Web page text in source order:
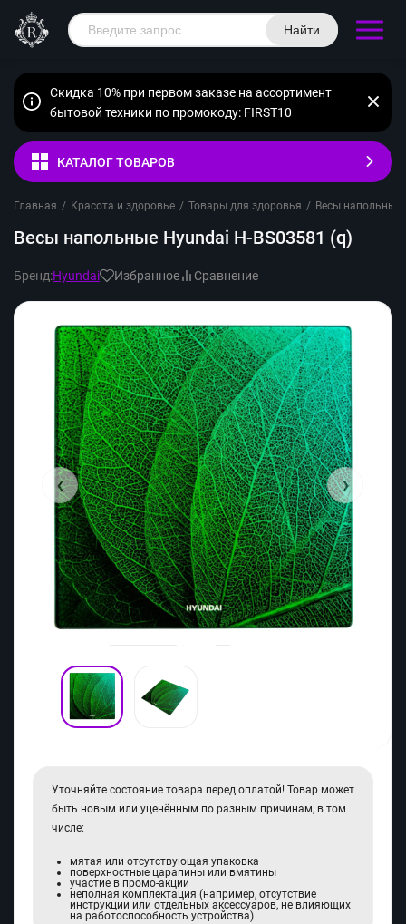
Найти
Скидка 10% при первом заказе на ассортимент
бытовой техники по промокоду: FIRST10
КАТАЛОГ ТОВАРОВ
Главная / Красота и здоровье / Товары для здоровья / Весы напольные
Весы напольные Hyundai H-BS03581 (q)
Бренд:Hyundai Избранное Сравнение
‹ ›
Уточняйте состояние товара перед оплатой! Товар может
быть новым или уценённым по разным причинам, в том
числе:
мятая или отсутствующая упаковка
поверхностные царапины или вмятины
участие в промо-акции
неполная комплектация (например, отсутствие
инструкции или отдельных аксессуаров, не влияющих
на работоспособность устройства)